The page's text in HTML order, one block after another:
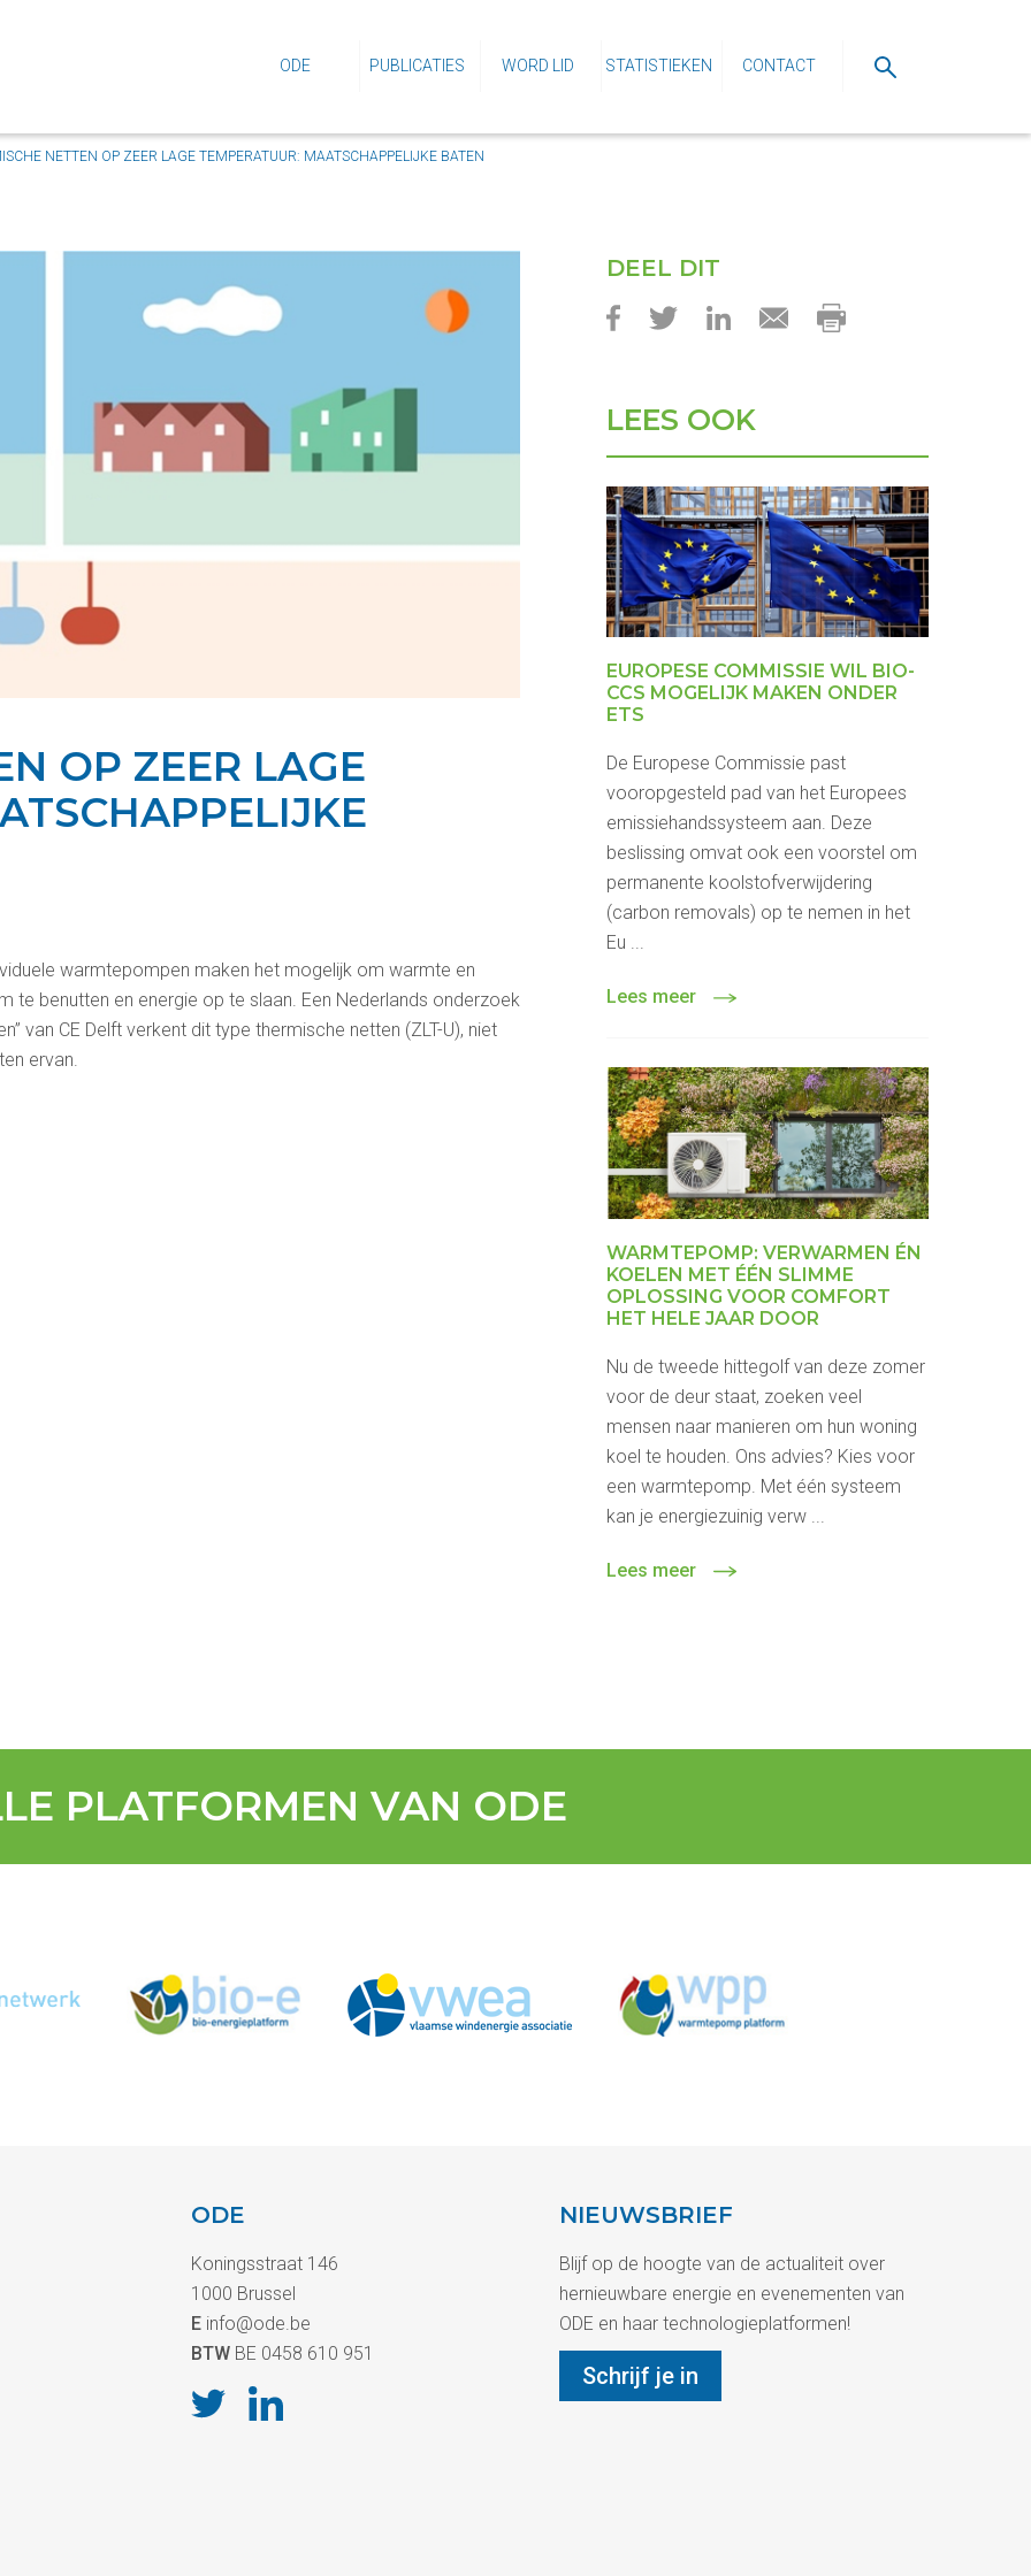
ODE PUBLICATIES WORD LID STATISTIEKEN CONTACT
NETTEN OP ZEER LAGE TEMPERATUUR: MAATSCHAPPELIJKE BATEN
OP ZEER LAGE
warmtepompen maken het mogelijk om warmte en
te benutten en energie op te slaan. Een Nederlands onderzoek
van CE Delft verkent dit type thermische netten (ZLT-U), niet
ervan.
DEEL DIT
LEES OOK
EUROPESE COMMISSIE WIL BIO-
CCS MOGELIJK MAKEN ONDER
ETS
De Europese Commissie past
vooropgesteld pad van het Europees
emissiehandssysteem aan. Deze
beslissing omvat ook een voorstel om
permanente koolstofverwijdering
(carbon removals) op te nemen in het
Eu ...
Lees meer
WARMTEPOMP: VERWARMEN ÉN
KOELEN MET ÉÉN SLIMME
OPLOSSING VOOR COMFORT
HET HELE JAAR DOOR
Nu de tweede hittegolf van deze zomer
voor de deur staat, zoeken veel
mensen naar manieren om hun woning
koel te houden. Ons advies? Kies voor
een warmtepomp. Met één systeem
kan je energiezuinig verw ...
Lees meer
PLATFORMEN VAN ODE
ODE
Koningsstraat 146
1000 Brussel
Einfo@ode.be
BTW BE 0458 610 951
NIEUWSBRIEF
Blijf op de hoogte van de actualiteit over
hernieuwbare energie en evenementen van
ODE en haar technologieplatformen!
Schrijf je in